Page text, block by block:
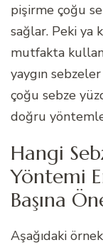
pişirme çoğu
sağlar. Peki ya
mutfakta
yaygın
çoğu sebze
doğru
Hangi
Yöntemi
Başına
Aşağıdaki